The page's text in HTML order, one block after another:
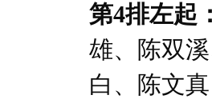
第4排左起：
雄、陈双
白、陈文真